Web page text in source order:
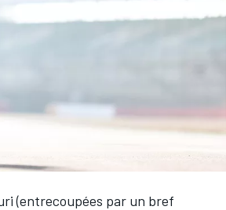
(entrecoupées par un bref